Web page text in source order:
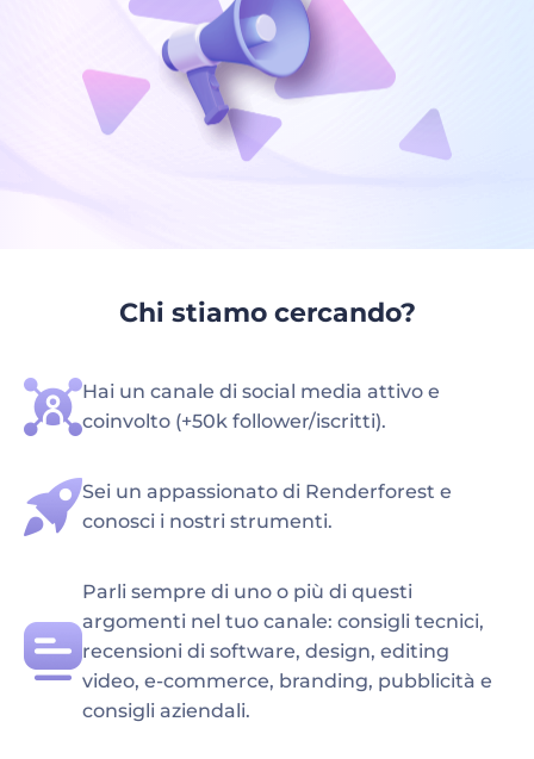
Chi stiamo cercando?
Hai un canale di social media attivo e
coinvolto (+50k follower/iscritti).
Sei un appassionato di Renderforest e
conosci i nostri strumenti.
Parli sempre di uno o più di questi
argomenti nel tuo canale: consigli tecnici,
recensioni di software, design, editing
video, e-commerce, branding, pubblicità e
consigli aziendali.